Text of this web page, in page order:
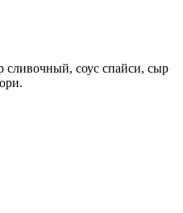
сливочный, соус спайси, сыр